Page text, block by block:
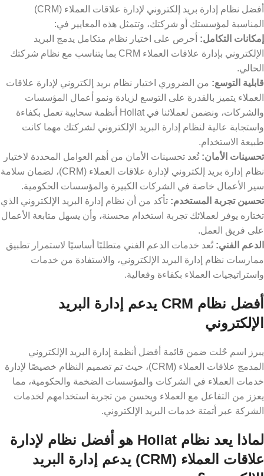
أفضل نظام إدارة بريد إلكتروني لإدارة علاقات العملاء (CRM)
المناسبة لمؤسستك أو شركتك، وتتمثل هذه المعايير في:
إمكانات التكامل: أحرص على اختيار نظام متكامل يدمج البريد
الإلكتروني بإدارة علاقات العملاء CRM بما يتناسب مع نظام شركتك
الحالي.
قابلية التوسع: من الضروري اختيار نظام بريد إلكتروني لإدارة علاقات
العملاء يتميز بالقدرة على التوسع لزيادة ونمو أعمال المؤسسات
والشركات، ونضمن لعملائنا في Hollat أنظمة سحابية تعمل بكفاءة
واستجابة عالية لنظام إدارة البريد الإلكتروني لشركتك مهما كانت
طبيعة الاستخدام.
تحسينات الأمان: تُعد تحسينات الأمان من أهم العوامل المحددة لاختيار
نظام إدارة بريد إلكتروني لإدارة علاقات العملاء (CRM)، لضمان سلامة
سير الأعمال خاصة في الشركات الكبيرة والمؤسسات الحكومية.
تحسين تجربة المستخدم: تأكد من أن نظام إدارة البريد الإلكتروني الذي
تختاره يوفر لعملائك تجربة استخدام محسنة، وأن يسهل متابعة الأعمال
على فريق العمل.
الدعم الفني: تُعد خدمات الدعم الفني متطلبًا أساسيًا لاستمرار تطبيق
ممارسات نظام إدارة البريد الإلكتروني، والاستفادة من خدمات
واستراتيجيات العملاء بكفاءة وفعالية.
أفضل نظام CRM يدعم إدارة البريد
الإلكتروني
يبرز اسم حٌلت ضمن قائمة أفضل أنظمة إدارة البريد الإلكتروني
المدمج علاقات العملاء (CRM)، حيث تم تصميم النظام خصيصًا لإدارة
خدمات العملاء في الشركات والمؤسسات الضخمة والحكومية، مما
يعزز من التفاعل مع العملاء ويحسن من تجربة استخدامهم لخدمات
الشركة عبر أتمتة خدمات البريد الإلكتروني.
لماذا يعد نظام Hollat ​​هو أفضل نظام لإدارة
علاقات العملاء (CRM) يدعم إدارة البريد